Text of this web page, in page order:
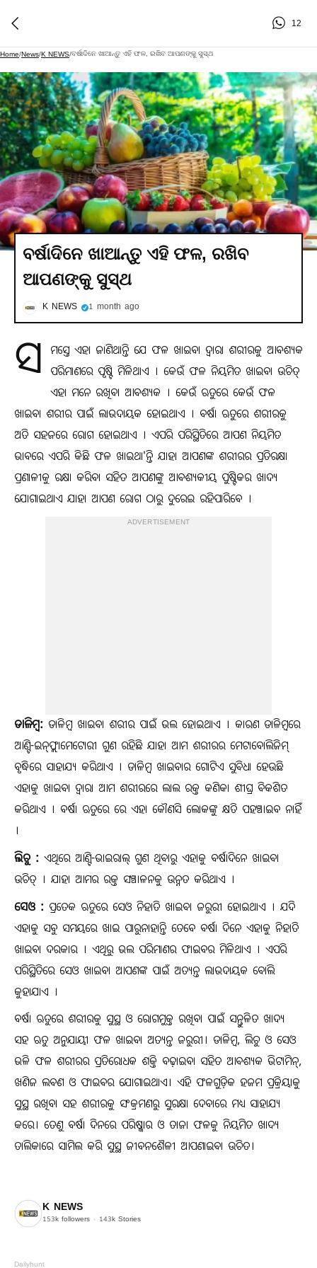
12
Home/News/K NEWS/ବର୍ଷାଦିନେ ଖାଆନ୍ତୁ ଏହି ଫଳ, ରଖିବ ଆପଣଙ୍କୁ ସୁସ୍ଥ
ବର୍ଷାଦିନେ ଖାଆନ୍ତୁ ଏହି ଫଳ, ରଖିବ
ଆପଣଙ୍କୁ ସୁସ୍ଥ
K NEWS 1 month ago
ସ
ମସ୍ତେ ଏହା ଜାଣିଥାନ୍ତି ଯେ ଫଳ ଖାଇବା ଦ୍ୱାରା ଶରୀରକୁ ଆବଶ୍ୟକ
ପରିମାଣରେ ପୃଷ୍ଟି ମିଳିଥାଏ । କେଉଁ ଫଳ ନିୟମିତ ଖାଇବା ଉଚିତ୍
ଏହା ମନେ ରଖିବା ଆବଶ୍ୟକ । କେଉଁ ଋତୁରେ କେଉଁ ଫଳ
ଖାଇବା ଶରୀର ପାଇଁ ଲାଭଦାୟକ ହୋଇଥାଏ । ବର୍ଷା ଋତୁରେ ଶରୀରକୁ
ଅତି ସହଜରେ ରୋଗ ହୋଇଥାଏ । ଏପରି ପରିସ୍ଥିତିରେ ଆପଣ ନିୟମିତ
ଭାବରେ ଏପରି କିଛି ଫଳ ଖାଇଥା'ନ୍ତି ଯାହା ଆପଣଙ୍କ ଶରୀରର ପ୍ରତିରକ୍ଷା
ପ୍ରଣାଳୀକୁ ରକ୍ଷା କରିବା ସହିତ ଆପଣଙ୍କୁ ଆବଶ୍ୟକୀୟ ପୁଷ୍ଟିକର ଖାଦ୍ୟ
ଯୋଗାଇଥାଏ ଯାହା ଆପଣ ରୋଗ ଠାରୁ ଦୁରେଇ ରହିପାରିବେ ।
ADVERTISEMENT
ଡାଳିମ୍ବ: ଡାଳିମ୍ବ ଖାଇବା ଶରୀର ପାଇଁ ଭଲ ହୋଇଥାଏ । କାରଣ ଡାଳିମ୍ବରେ
ଆଣ୍ଟି-ଇନ୍‌ଫ୍ଲାମେଟୋରୀ ଗୁଣ ରହିଛି ଯାହା ଆମ ଶରୀରର ମେଟାବୋଲିଜିମ୍
ବୃଦ୍ଧିରେ ସାହାଯ୍ୟ କରିଥାଏ । ଡାଳିମ୍ବ ଖାଇବାର ଗୋଟିଏ ସୁବିଧା ହେଉଛି
ଏହାକୁ ଖାଇବା ଦ୍ୱାରା ଆମ ଶରୀରରେ ଲାଲ ରକ୍ତ କଣିକା ଶୀଘ୍ର ବିକଶିତ
କରିଥାଏ । ବର୍ଷା ଋତୁରେ ରେ ଏହା କୌଣସି ଲୋକଙ୍କୁ କ୍ଷତି ପହଞ୍ଚାଇବ ନାହିଁ
।
ଲିଚୁ : ଏଥିରେ ଆଣ୍ଟି-ଭାଇରାଲ୍ ଗୁଣ ଥିବାରୁ ଏହାକୁ ବର୍ଷାଦିନେ ଖାଇବା
ଉଚିତ୍ । ଯାହା ଆମର ରକ୍ତ ସଞ୍ଚାଳନକୁ ଉନ୍ନତ କରିଥାଏ ।
ସେଓ : ପ୍ରତେକ ଋତୁରେ ସେଓ ନିହାତି ଖାଇବା ଜରୁରୀ ହୋଇଥାଏ । ଯଦି
ଏହାକୁ ସବୁ ସମୟରେ ଖାଇ ପାରୁନାହାନ୍ତି ତେବେ ବର୍ଷା ଦିନେ ଏହାକୁ ନିହାତି
ଖାଇବା ଦରକାର । ଏଥିରୁ ଭଲ ପରିମାଣର ଫାଇବର ମିଳିଥାଏ । ଏପରି
ପରିସ୍ଥିତିରେ ସେଓ ଖାଇବା ଆପଣଙ୍କ ପାଇଁ ଅତ୍ୟନ୍ତ ଲାଭଦାୟକ ବୋଲି
କୁହାଯାଏ ।
ବର୍ଷା ଋତୁରେ ଶରୀରକୁ ସୁସ୍ଥ ଓ ରୋଗମୁକ୍ତ ରଖିବା ପାଇଁ ସନ୍ତୁଳିତ ଖାଦ୍ୟ
ସହ ଋତୁ ଅନୁଯାୟୀ ଫଳ ଖାଇବା ଅତ୍ୟନ୍ତ ଜରୁରୀ। ଡାଳିମ୍ବ, ଲିଚୁ ଓ ସେଓ
ଭଳି ଫଳ ଶରୀରର ପ୍ରତିରୋଧକ ଶକ୍ତି ବଢ଼ାଇବା ସହିତ ଆବଶ୍ୟକ ଭିଟାମିନ୍,
ଖଣିଜ ଲବଣ ଓ ଫାଇବର ଯୋଗାଇଥାଏ। ଏହି ଫଳଗୁଡ଼ିକ ହଜମ ପ୍ରକ୍ରିୟାକୁ
ସୁସ୍ଥ ରଖିବା ସହ ଶରୀରକୁ ସଂକ୍ରମଣରୁ ସୁରକ୍ଷା ଦେବାରେ ମଧ୍ୟ ସାହାଯ୍ୟ
କରେ। ତେଣୁ ବର୍ଷା ଦିନରେ ପରିଷ୍କାର ଓ ତାଜା ଫଳକୁ ନିୟମିତ ଖାଦ୍ୟ
ତାଲିକାରେ ସାମିଲ କରି ସୁସ୍ଥ ଜୀବନଶୈଳୀ ଆପଣାଇବା ଉଚିତ।
K NEWS
153k followers 143k Stories
Dailyhunt